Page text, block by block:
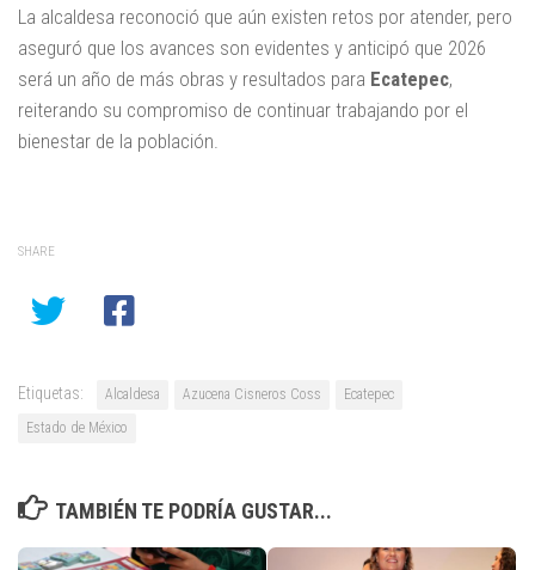
La alcaldesa reconoció que aún existen retos por atender, pero
aseguró que los avances son evidentes y anticipó que 2026
será un año de más obras y resultados para Ecatepec,
reiterando su compromiso de continuar trabajando por el
bienestar de la población.
SHARE
Etiquetas: Alcaldesa Azucena Cisneros Coss
Ecatepec
Estado de México
TAMBIÉN TE PODRÍA GUSTAR...